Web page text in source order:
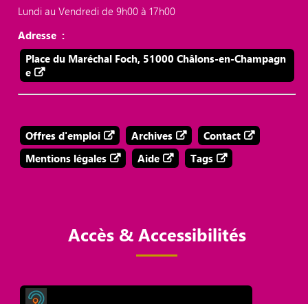
Lundi au Vendredi de 9h00 à 17h00
Adresse :
Place du Maréchal Foch, 51000 Châlons-en-Champagn
e
Offres d'emploi Archives
Contact
Mentions légales
Aide Tags
Accès & Accessibilités